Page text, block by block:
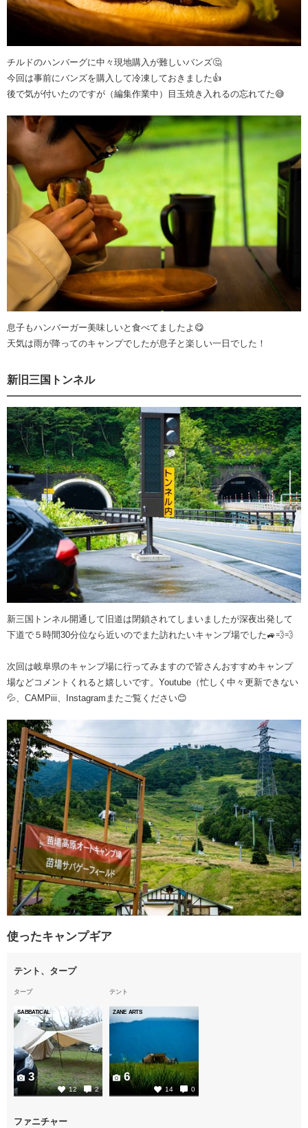
チルドのハンバーグに中々現地購入が難しいバンズ🤔
今回は事前にバンズを購入して冷凍しておきました👍
後で気が付いたのですが（編集作業中）目玉焼き入れるの忘れてた😅
息子もハンバーガー美味しいと食べてましたよ😋
天気は雨が降ってのキャンプでしたが息子と楽しい一日でした！
新旧三国トンネル
新三国トンネル開通して旧道は閉鎖されてしまいましたが深夜出発して
下道で５時間30分位なら近いのでまた訪れたいキャンプ場でした🚙💨💨
次回は岐阜県のキャンプ場に行ってみますので皆さんおすすめキャンプ
場などコメントくれると嬉しいです。Youtube（忙しく中々更新できない
💦、CAMPiii、Instagramまたご覧ください😊
使ったキャンプギア
テント、タープ
タープ
SABBATICAL
12 2
3
テント
ZANE ARTS
14 0
6
ファニチャー